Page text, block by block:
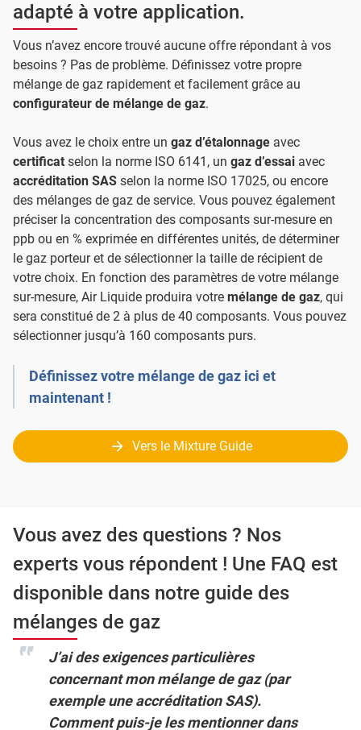
adapté à votre application.
Vous n’avez encore trouvé aucune offre répondant à vos
besoins ? Pas de problème. Définissez votre propre
mélange de gaz rapidement et facilement grâce au
configurateur de mélange de gaz.
Vous avez le choix entre un gaz d’étalonnage avec
certificat selon la norme ISO 6141, un gaz d’essai avec
accréditation SAS selon la norme ISO 17025, ou encore
des mélanges de gaz de service. Vous pouvez également
préciser la concentration des composants sur-mesure en
ppb ou en % exprimée en différentes unités, de déterminer
le gaz porteur et de sélectionner la taille de récipient de
votre choix. En fonction des paramètres de votre mélange
sur-mesure, Air Liquide produira votre mélange de gaz, qui
sera constitué de 2 à plus de 40 composants. Vous pouvez
sélectionner jusqu’à 160 composants purs.
Définissez votre mélange de gaz ici et
maintenant !
Vers le Mixture Guide
Vous avez des questions ? Nos
experts vous répondent ! Une FAQ est
disponible dans notre guide des
mélanges de gaz
J’ai des exigences particulières
concernant mon mélange de gaz (par
exemple une accréditation SAS).
Comment puis-je les mentionner dans